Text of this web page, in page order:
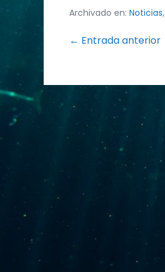
Archivado en: Noticias,
Navegación
← Entrada anterior